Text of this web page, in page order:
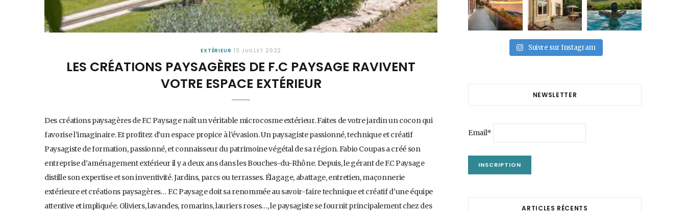
EXTÉRIEUR 13 JUILLET 2022
LES CRÉATIONS PAYSAGÈRES DE F.C PAYSAGE RAVIVENT
VOTRE ESPACE EXTÉRIEUR
Des créations paysagères de F.C Paysage naît un véritable microcosme extérieur. Faites de votre jardin un cocon qui
favorise l’imaginaire. Et profitez d’un espace propice à l’évasion. Un paysagiste passionné, technique et créatif
Paysagiste de formation, passionné, et connaisseur du patrimoine végétal de sa région. Fabio Coupas a créé son
entreprise d’aménagement extérieur il y a deux ans dans les Bouches-du-Rhône. Depuis, le gérant de F.C Paysage
distille son expertise et son inventivité. Jardins, parcs ou terrasses. Élagage, abattage, entretien, maçonnerie
extérieure et créations paysagères… F.C Paysage doit sa renommée au savoir-faire technique et créatif d’une équipe
attentive et impliquée. Oliviers, lavandes, romarins, lauriers roses…, le paysagiste se fournit principalement chez des
Suivre sur Instagram
NEWSLETTER
Email*
ARTICLES RÉCENTS